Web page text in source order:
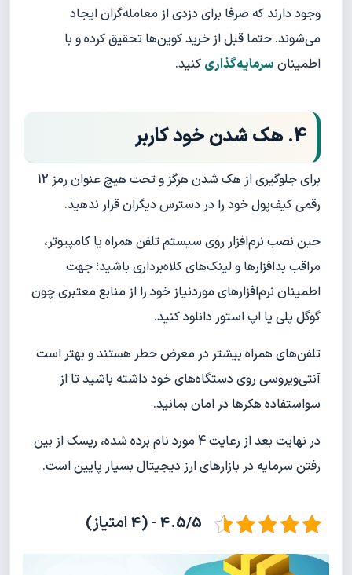
وجود دارند که صرفا برای دزدی از معامله‌گران ایجاد
می‌شوند. حتما قبل از خرید کوین‌ها تحقیق کرده و با
اطمینان سرمایه‌گذاری کنید.
4. هک شدن خود کاربر
برای جلوگیری از هک شدن هرگز و تحت هیچ عنوان رمز 12
رقمی کیف‌پول خود را در دسترس دیگران قرار ندهید.
حین نصب نرم‌افزار روی سیستم تلفن همراه یا کامپیوتر،
مراقب بدافزارها و لینک‌های کلاه‌برداری باشید؛ جهت
اطمینان نرم‌افزارهای موردنیاز خود را از منابع معتبری چون
گوگل پلی یا اپ استور دانلود کنید.
تلفن‌های همراه بیشتر در معرض خطر هستند و بهتر است
آنتی‌ویروسی روی دستگاه‌های خود داشته باشید تا از
سواستفاده هکر‌ها در امان بمانید.
در نهایت بعد از رعایت 4 مورد نام برده شده، ریسک از بین
رفتن سرمایه در بازارهای ارز دیجیتال بسیار پایین است.
4.5/5 - (4 امتیاز)